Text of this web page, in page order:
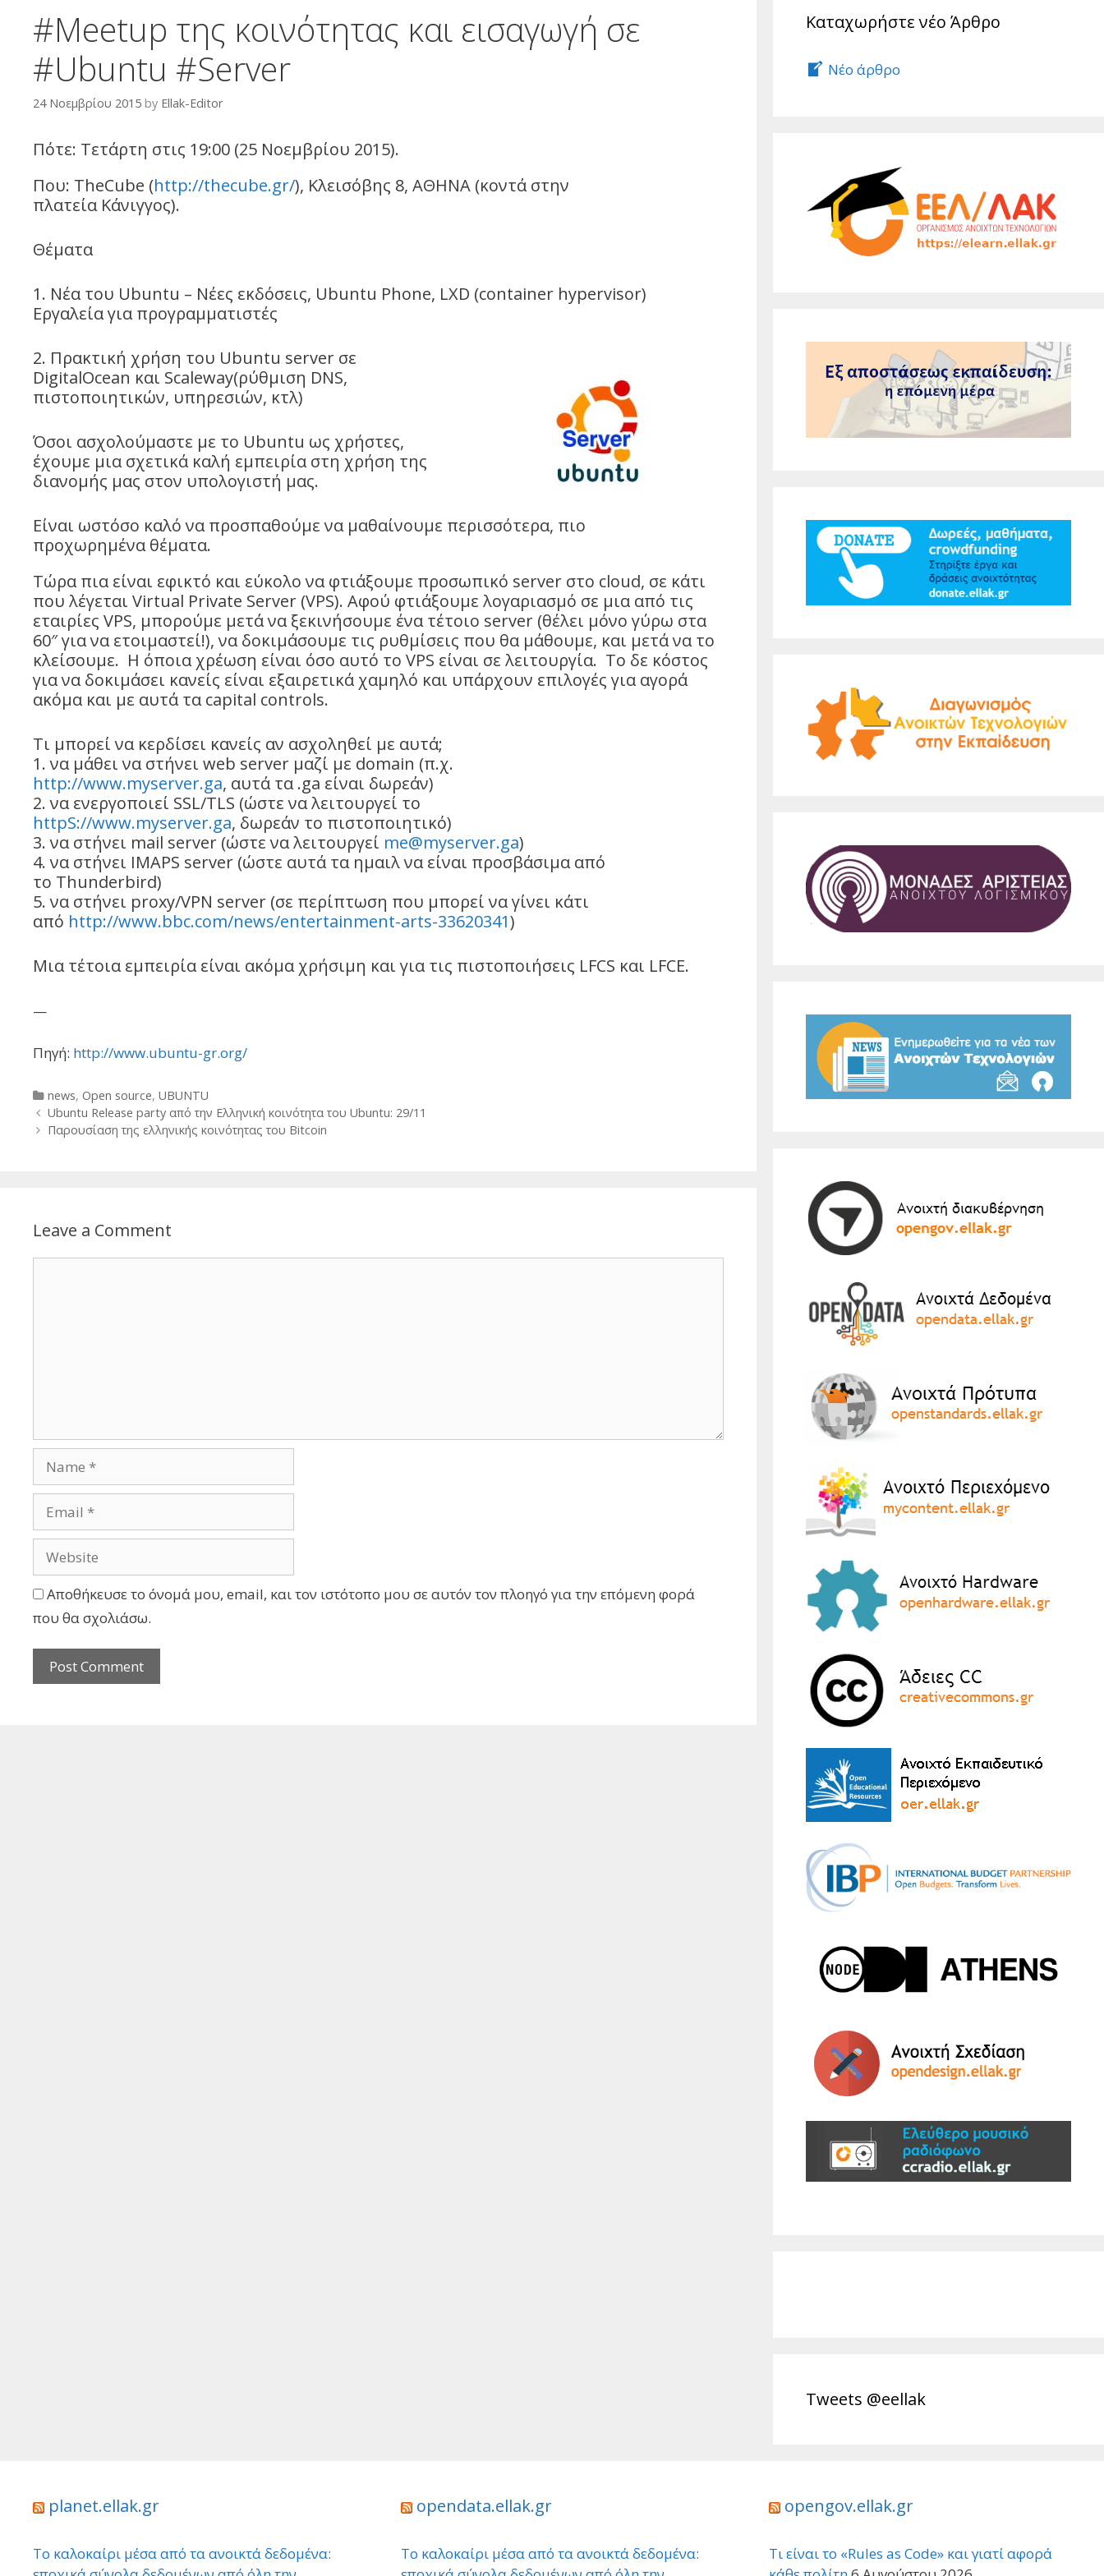
#Meetup της κοινότητας και εισαγωγή σε
#Ubuntu #Server
24 Νοεμβρίου 2015 by Ellak-Editor
Πότε: Τετάρτη στις 19:00 (25 Νοεμβρίου 2015).
Που: TheCube (http://thecube.gr/), Κλεισόβης 8, ΑΘΗΝΑ (κοντά στην
πλατεία Κάνιγγος).
Θέματα
1. Νέα του Ubuntu – Νέες εκδόσεις, Ubuntu Phone, LXD (container hypervisor)
Εργαλεία για προγραμματιστές
2. Πρακτική χρήση του Ubuntu server σε
DigitalOcean και Scaleway(ρύθμιση DNS,
πιστοποιητικών, υπηρεσιών, κτλ)
Όσοι ασχολούμαστε με το Ubuntu ως χρήστες,
έχουμε μια σχετικά καλή εμπειρία στη χρήση της
διανομής μας στον υπολογιστή μας.
Είναι ωστόσο καλό να προσπαθούμε να μαθαίνουμε περισσότερα, πιο
προχωρημένα θέματα.
Τώρα πια είναι εφικτό και εύκολο να φτιάξουμε προσωπικό server στο cloud, σε κάτι
που λέγεται Virtual Private Server (VPS). Αφού φτιάξουμε λογαριασμό σε μια από τις
εταιρίες VPS, μπορούμε μετά να ξεκινήσουμε ένα τέτοιο server (θέλει μόνο γύρω στα
60″ για να ετοιμαστεί!), να δοκιμάσουμε τις ρυθμίσεις που θα μάθουμε, και μετά να το
κλείσουμε. Η όποια χρέωση είναι όσο αυτό το VPS είναι σε λειτουργία. Το δε κόστος
για να δοκιμάσει κανείς είναι εξαιρετικά χαμηλό και υπάρχουν επιλογές για αγορά
ακόμα και με αυτά τα capital controls.
Τι μπορεί να κερδίσει κανείς αν ασχοληθεί με αυτά;
1. να μάθει να στήνει web server μαζί με domain (π.χ.
http://www.myserver.ga, αυτά τα .ga είναι δωρεάν)
2. να ενεργοποιεί SSL/TLS (ώστε να λειτουργεί το
httpS://www.myserver.ga, δωρεάν το πιστοποιητικό)
3. να στήνει mail server (ώστε να λειτουργεί me@myserver.ga)
4. να στήνει IMAPS server (ώστε αυτά τα ημαιλ να είναι προσβάσιμα από
το Thunderbird)
5. να στήνει proxy/VPN server (σε περίπτωση που μπορεί να γίνει κάτι
από http://www.bbc.com/news/entertainment-arts-33620341)
Μια τέτοια εμπειρία είναι ακόμα χρήσιμη και για τις πιστοποιήσεις LFCS και LFCE.
—
Πηγή: http://www.ubuntu-gr.org/
Categories
news, Open source, UBUNTU
Post
navigation
Ubuntu Release party από την Ελληνική κοινότητα του Ubuntu: 29/11
Παρουσίαση της ελληνικής κοινότητας του Bitcoin
Leave a Comment
Αποθήκευσε το όνομά μου, email, και τον ιστότοπο μου σε αυτόν τον πλοηγό για την επόμενη φορά
που θα σχολιάσω.
Καταχωρήστε νέο Άρθρο
Νέο άρθρο
Tweets @eellak
planet.ellak.gr
Το καλοκαίρι μέσα από τα ανοικτά δεδομένα:
opendata.ellak.gr
Το καλοκαίρι μέσα από τα ανοικτά δεδομένα:
opengov.ellak.gr
Τι είναι το «Rules as Code» και γιατί αφορά